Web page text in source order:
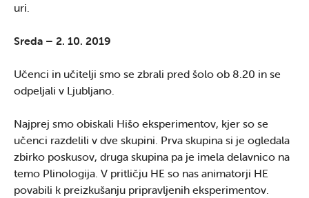
uri.
Sreda – 2. 10. 2019
Učenci in učitelji smo se zbrali pred šolo ob 8.20 in se
odpeljali v Ljubljano.
Najprej smo obiskali Hišo eksperimentov, kjer so se
učenci razdelili v dve skupini. Prva skupina si je ogledala
zbirko poskusov, druga skupina pa je imela delavnico na
temo Plinologija. V pritličju HE so nas animatorji HE
povabili k preizkušanju pripravljenih eksperimentov.